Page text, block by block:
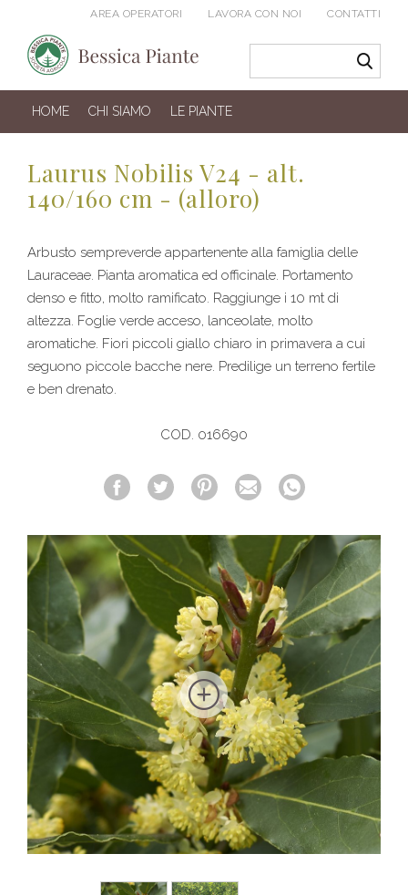
AREA OPERATORI LAVORA CON NOI CONTATTI
HOME CHI SIAMO LE PIANTE
Laurus Nobilis V24 - alt.
140/160 cm - (alloro)
Arbusto sempreverde appartenente alla famiglia delle
Lauraceae. Pianta aromatica ed officinale. Portamento
denso e fitto, molto ramificato. Raggiunge i 10 mt di
altezza. Foglie verde acceso, lanceolate, molto
aromatiche. Fiori piccoli giallo chiaro in primavera a cui
seguono piccole bacche nere. Predilige un terreno fertile
e ben drenato.
COD. 016690